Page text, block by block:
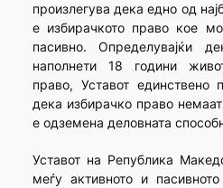
произлегува дека едно од
е избирачкото право кое
пасивно. Определувајќи
наполнети 18 години
право, Уставот единствено
дека избирачко право
е одземена деловната
Уставот на Република
меѓу активното и